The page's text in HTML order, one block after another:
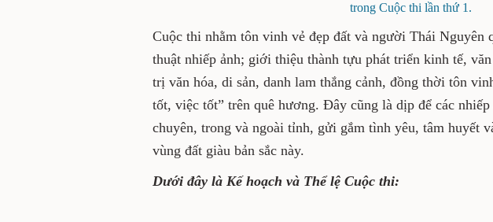
trong Cuộc thi lần thứ 1.
Cuộc thi nhằm tôn vinh vẻ đẹp đất và người Thái Nguyên
thuật nhiếp ảnh; giới thiệu thành tựu phát triển kinh tế,
trị văn hóa, di sản, danh lam thắng cảnh, đồng thời tôn
tốt, việc tốt” trên quê hương. Đây cũng là dịp để các
chuyên, trong và ngoài tỉnh, gửi gắm tình yêu, tâm huyết
vùng đất giàu bản sắc này.
Dưới đây là Kế hoạch và Thể lệ Cuộc thi: